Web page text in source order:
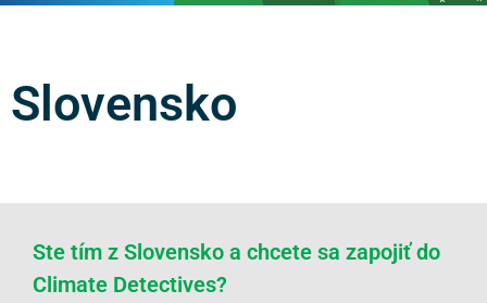
Slovensko
Ste tím z Slovensko a chcete sa zapojiť do
Climate Detectives?